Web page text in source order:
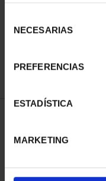
NECESARIAS
PREFERENCIAS
ESTADÍSTICA
MARKETING
73,00 €